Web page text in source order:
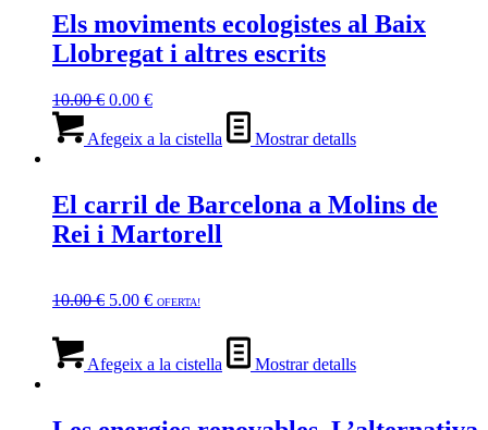
Els moviments ecologistes al Baix
Llobregat i altres escrits
10.00€ El
original
0.00 €El
actual
Afegeix a la cistella Mostrar detalls
El carril de Barcelona a Molins de
Rei i Martorell
10.00€ preu
10.00 €.
5.00 €preu
5.00 €.
OFERTA!
Afegeix a la cistella Mostrar detalls